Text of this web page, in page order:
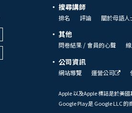
搜尋講師
排名 評論 關於母語人
其他
問卷結果 / 會員的心聲
公司資訊
網站導覽 運營公司
Apple 以及Apple 標誌是於美
Google Play是 Google LLC 的